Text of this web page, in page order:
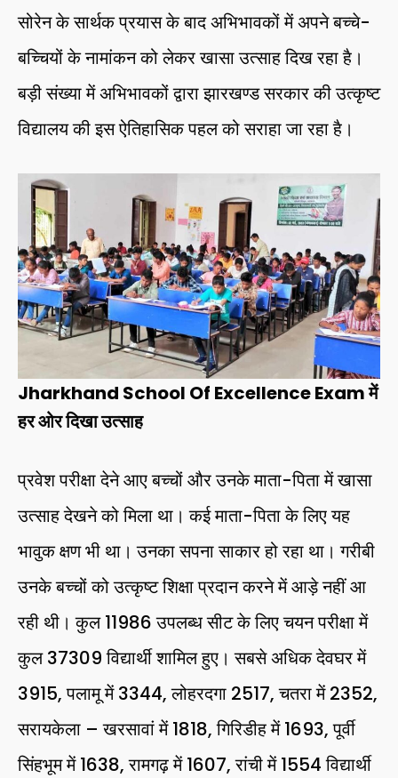
सोरेन के सार्थक प्रयास के बाद अभिभावकों में अपने बच्चे-
बच्चियों के नामांकन को लेकर खासा उत्साह दिख रहा है।
बड़ी संख्या में अभिभावकों द्वारा झारखण्ड सरकार की उत्कृष्ट
विद्यालय की इस ऐतिहासिक पहल को सराहा जा रहा है।
Jharkhand School Of Excellence Exam में
हर ओर दिखा उत्साह
प्रवेश परीक्षा देने आए बच्चों और उनके माता-पिता में खासा
उत्साह देखने को मिला था। कई माता-पिता के लिए यह
भावुक क्षण भी था। उनका सपना साकार हो रहा था। गरीबी
उनके बच्चों को उत्कृष्ट शिक्षा प्रदान करने में आड़े नहीं आ
रही थी। कुल 11986 उपलब्ध सीट के लिए चयन परीक्षा में
कुल 37309 विद्यार्थी शामिल हुए। सबसे अधिक देवघर में
3915, पलामू में 3344, लोहरदगा 2517, चतरा में 2352,
सरायकेला – खरसावां में 1818, गिरिडीह में 1693, पूर्वी
सिंहभूम में 1638, रामगढ़ में 1607, रांची में 1554 विद्यार्थी